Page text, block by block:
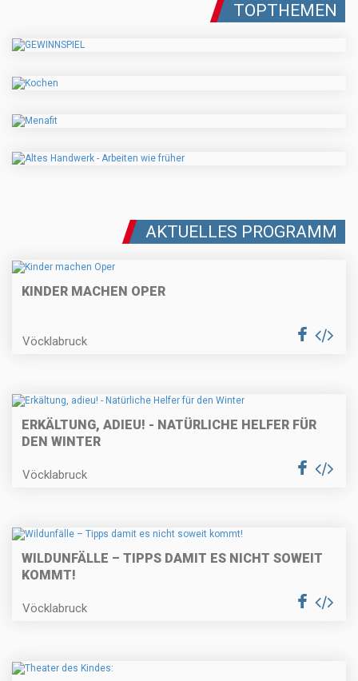
TOPTHEMEN
AKTUELLES PROGRAMM
KINDER MACHEN OPER
Vöcklabruck
ERKÄLTUNG, ADIEU! - NATÜRLICHE HELFER FÜR
DEN WINTER
Vöcklabruck
WILDUNFÄLLE – TIPPS DAMIT ES NICHT SOWEIT
KOMMT!
Vöcklabruck